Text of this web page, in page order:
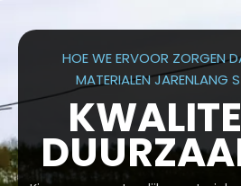
HOE WE ERVOOR ZORGEN
MATERIALEN JARENLANG